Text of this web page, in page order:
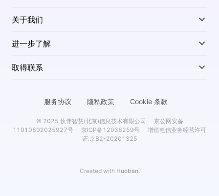
关于我们
进一步了解
取得联系
服务协议 隐私政策 Cookie 条款
© 2025 伙伴智慧(北京)信息技术有限公司
京公网安备
11010802025927号
京ICP备12038259号
增值电信业务经营许可
证:京B2-20201325
Created with Huoban.